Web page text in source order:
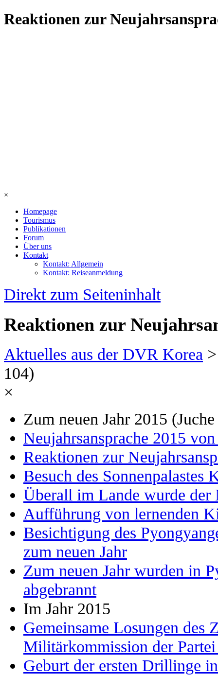
Reaktionen zur
×
Homepage
Tourismus
Publikationen
Forum
Über uns
Kontakt
Kontakt: Allgemein
Kontakt: Reiseanmeldung
Direkt zum Seiteninhalt
Reaktionen zur
Aktuelles aus der DVR Korea
104)
×
Zum neuen Jahr 2015
Neujahrsansprache 2015
Reaktionen zur
Besuch des Sonnenpalastes
Überall im Lande wurde der
Aufführung von lernenden
Besichtigung des
zum neuen Jahr
Zum neuen Jahr wurden in
abgebrannt
Im Jahr 2015
Gemeinsame Losungen des
Militärkommission der
Geburt der ersten Drillinge